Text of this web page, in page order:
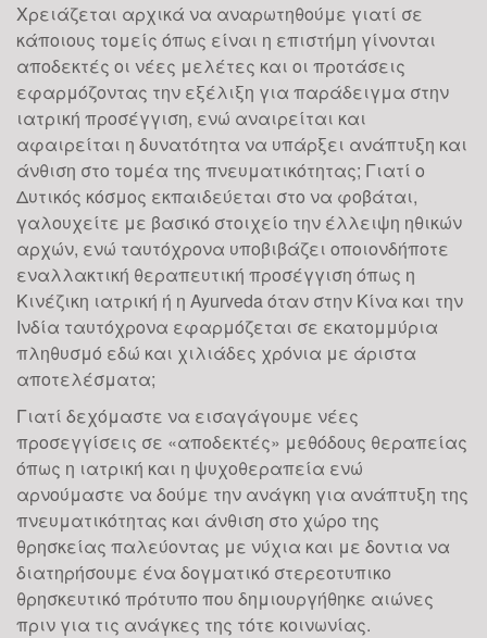
Χρειάζεται αρχικά να αναρωτηθούμε γιατί σε
κάποιους τομείς όπως είναι η επιστήμη γίνονται
αποδεκτές οι νέες μελέτες και οι προτάσεις
εφαρμόζοντας την εξέλιξη για παράδειγμα στην
ιατρική προσέγγιση, ενώ αναιρείται και
αφαιρείται η δυνατότητα να υπάρξει ανάπτυξη και
άνθιση στο τομέα της πνευματικότητας; Γιατί ο
Δυτικός κόσμος εκπαιδεύεται στο να φοβάται,
γαλουχείτε με βασικό στοιχείο την έλλειψη ηθικών
αρχών, ενώ ταυτόχρονα υποβιβάζει οποιονδήποτε
εναλλακτική θεραπευτική προσέγγιση όπως η
Κινέζικη ιατρική ή η Ayurveda όταν στην Κίνα και την
Ινδία ταυτόχρονα εφαρμόζεται σε εκατομμύρια
πληθυσμό εδώ και χιλιάδες χρόνια με άριστα
αποτελέσματα;
Γιατί δεχόμαστε να εισαγάγουμε νέες
προσεγγίσεις σε «αποδεκτές» μεθόδους θεραπείας
όπως η ιατρική και η ψυχοθεραπεία ενώ
αρνούμαστε να δούμε την ανάγκη για ανάπτυξη της
πνευματικότητας και άνθιση στο χώρο της
θρησκείας παλεύοντας με νύχια και με δοντια να
διατηρήσουμε ένα δογματικό στερεοτυπικο
θρησκευτικό πρότυπο που δημιουργήθηκε αιώνες
πριν για τις ανάγκες της τότε κοινωνίας.